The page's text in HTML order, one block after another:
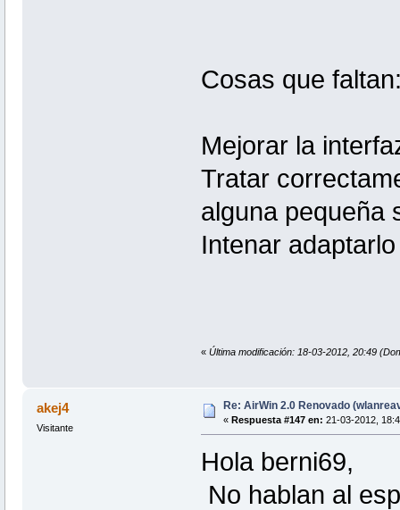
Cosas que
Mejorar la
Tratar
alguna pequeña
Intenar
« Última modificación: 18-03-2012, 20:49
akej4
Visitante
Re: AirWin 2.0 Renovado
« Respuesta #147 en: 21-03-2012,
Hola berni69,
No hablan al